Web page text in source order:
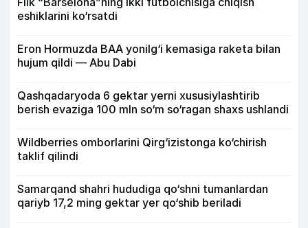
eshiklarini ko‘rsatdi
Eron Hormuzda BAA yonilg‘i kemasiga raketa bilan
hujum qildi — Abu Dabi
Qashqadaryoda 6 gektar yerni xususiylashtirib
berish evaziga 100 mln so‘m so‘ragan shaxs ushlandi
Wildberries omborlarini Qirg‘izistonga ko‘chirish
taklif qilindi
Samarqand shahri hududiga qo‘shni tumanlardan
qariyb 17,2 ming gektar yer qo‘shib beriladi